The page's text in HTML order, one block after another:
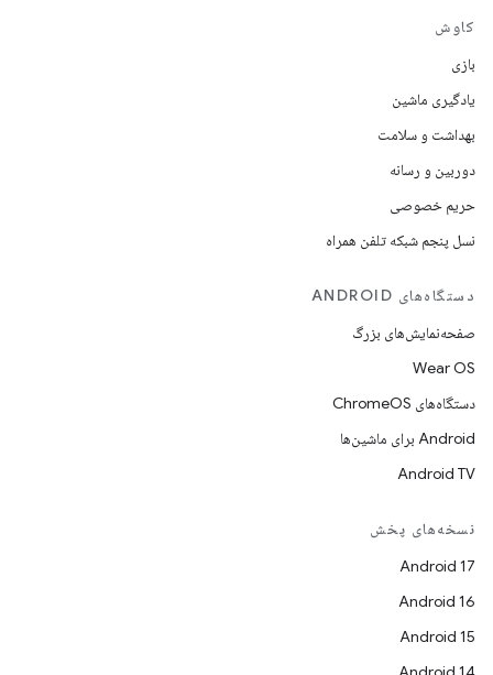
کاوش
بازی
یادگیری ماشین
بهداشت و سلامت
دوربین و رسانه
حریم خصوصی
نسل پنجم شبکه تلفن همراه
دستگاه‌های ANDROID
صفحه‌نمایش‌های بزرگ
Wear OS
دستگاه‌های ChromeOS
Android برای ماشین‌ها
Android TV
نسخه‌های پخش
Android 17
Android 16
Android 15